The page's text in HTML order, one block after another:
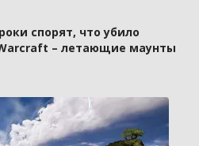
спорят, что убило
– летающие маунты